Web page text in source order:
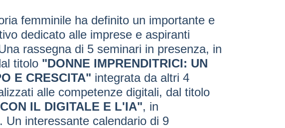
femminile ha definito un importante e
dedicato alle imprese e aspiranti
rassegna di 5 seminari in presenza, in
titolo "DONNE IMPRENDITRICI: UN
E CRESCITA" integrata da altri 4
alle competenze digitali, dal titolo
IL DIGITALE E L'IA", in
Un interessante calendario di 9